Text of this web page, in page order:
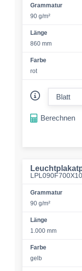
Grammatur
90 g/m²
Länge
860 mm
Farbe
rot
Berechnen
Grammatur
90 g/m²
Länge
1.000 mm
Farbe
gelb